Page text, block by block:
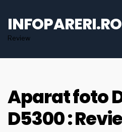
INFOPARERI.RO
Review
Aparat foto
D5300 :